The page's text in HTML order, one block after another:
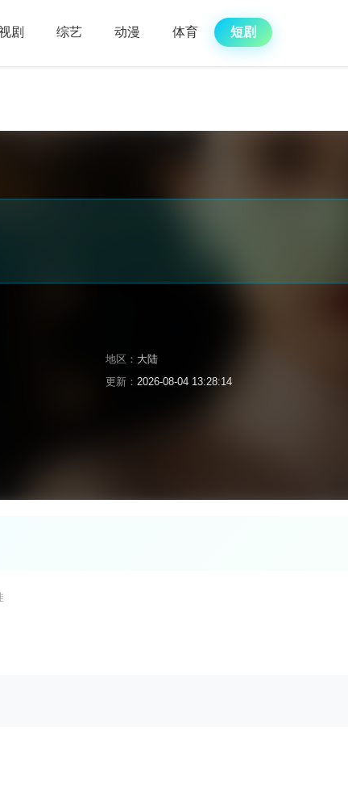
剧 综艺 动漫 体育 短剧
地区： 大陆
更新： 2026-08-04 13:28:14